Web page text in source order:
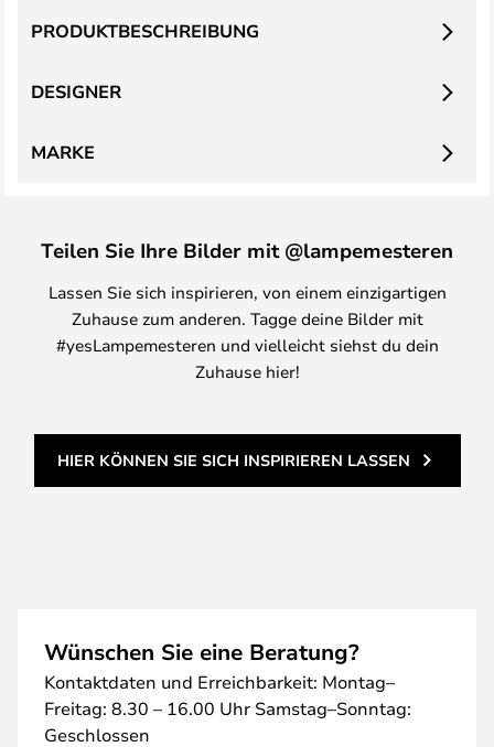
PRODUKTBESCHREIBUNG
DESIGNER
MARKE
Teilen Sie Ihre Bilder mit @lampemesteren
Lassen Sie sich inspirieren, von einem einzigartigen
Zuhause zum anderen. Tagge deine Bilder mit
#yesLampemesteren und vielleicht siehst du dein
Zuhause hier!
HIER KÖNNEN SIE SICH INSPIRIEREN LASSEN
Wünschen Sie eine Beratung?
Kontaktdaten und Erreichbarkeit: Montag–
Freitag: 8.30 – 16.00 Uhr Samstag–Sonntag:
Geschlossen